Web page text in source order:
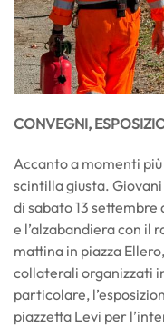
CONVEGNI,
Accanto a momenti
scintilla giusta.
di sabato 13
e l’alzabandiera con il
mattina in piazza
collaterali organizzati
particolare,
piazzetta Levi per